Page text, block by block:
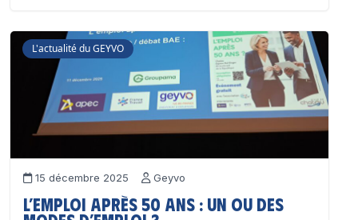
L'actualité du GEYVO
15 décembre 2025 Geyvo
L’emploi après 50 ans : un ou des